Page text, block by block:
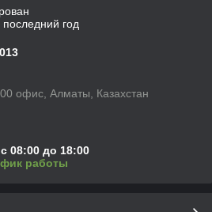
год
офис, Алматы, Казахстан
08:00 до 18:00
работы